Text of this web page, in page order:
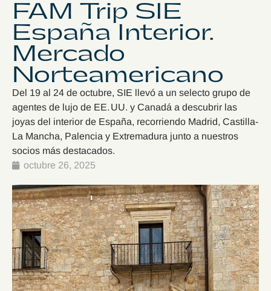
FAM Trip SIE
España Interior.
Mercado
Norteamericano
Del 19 al 24 de octubre, SIE llevó a un selecto grupo de
agentes de lujo de EE. UU. y Canadá a descubrir las
joyas del interior de España, recorriendo Madrid, Castilla-
La Mancha, Palencia y Extremadura junto a nuestros
socios más destacados.
octubre 26, 2025